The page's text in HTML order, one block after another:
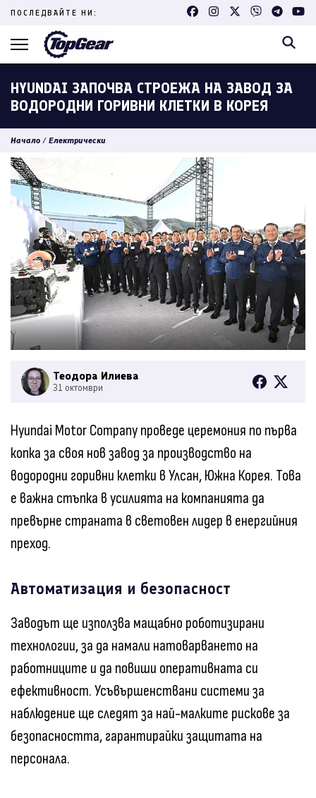
Skip
content
ПОСЛЕДВАЙТЕ НИ:
HYUNDAI ЗАПОЧВА СТРОЕЖА НА ЗАВОД ЗА
ВОДОРОДНИ ГОРИВНИ КЛЕТКИ В КОРЕЯ
Начало / Електрически
Теодора Илиева
31 октомври
Hyundai Motor Company проведе церемония по първа
копка за своя нов завод за производство на
водородни горивни клетки в Улсан, Южна Корея. Това
е важна стъпка в усилията на компанията да
превърне страната в световен лидер в енергийния
преход.
Автоматизация и безопасност
Заводът ще използва мащабно роботизирани
технологии, за да намали натоварването на
работниците и да повиши оперативната си
ефективност. Усъвършенствани системи за
наблюдение ще следят за най-малките рискове за
безопасността, гарантирайки защитата на
персонала.